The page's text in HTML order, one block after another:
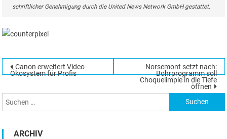
schriftlicher Genehmigung durch die United News Network GmbH gestattet.
Beitragsnavigation
Canon erweitert Video-
Ökosystem für Profis
Norsemont setzt nach:
Bohrprogramm soll
Choquelimpie in die Tiefe
öffnen
ARCHIV